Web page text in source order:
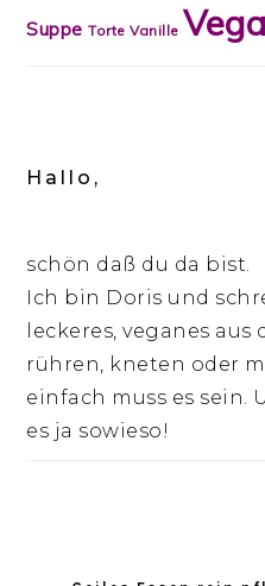
Suppe Torte Vanille
Hallo,
schön daß du da bist.
Ich bin Doris und
leckeres, veganes aus
rühren, kneten oder
einfach muss es sein.
es ja sowieso!